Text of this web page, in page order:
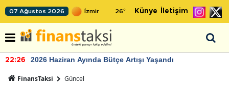
07 Ağustos 2026 26° Künye İletişim
22:26 2026 Haziran Ayında Bütçe Artışı Yaşandı
FinansTaksi Güncel